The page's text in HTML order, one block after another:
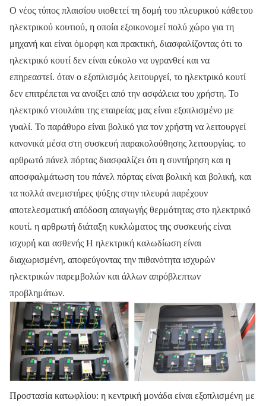
Ο νέος τύπος πλαισίου υιοθετεί τη δομή του πλευρικού κάθετου
ηλεκτρικού κουτιού, η οποία εξοικονομεί πολύ χώρο για τη
μηχανή και είναι όμορφη και πρακτική, διασφαλίζοντας ότι το
ηλεκτρικό κουτί δεν είναι εύκολο να υγρανθεί και να
επηρεαστεί. όταν ο εξοπλισμός λειτουργεί, το ηλεκτρικό κουτί
δεν επιτρέπεται να ανοίξει από την ασφάλεια του χρήστη. Το
ηλεκτρικό ντουλάπι της εταιρείας μας είναι εξοπλισμένο με
γυαλί. Το παράθυρο είναι βολικό για τον χρήστη να λειτουργεί
κανονικά μέσα στη συσκευή παρακολούθησης λειτουργίας. το
αρθρωτό πάνελ πόρτας διασφαλίζει ότι η συντήρηση και η
αποσφαλμάτωση του πάνελ πόρτας είναι βολική και βολική, και
τα πολλά ανεμιστήρες ψύξης στην πλευρά παρέχουν
αποτελεσματική απόδοση απαγωγής θερμότητας στο ηλεκτρικό
κουτί. η αρθρωτή διάταξη κυκλώματος της συσκευής είναι
ισχυρή και ασθενής Η ηλεκτρική καλωδίωση είναι
διαχωρισμένη, αποφεύγοντας την πιθανότητα ισχυρών
ηλεκτρικών παρεμβολών και άλλων απρόβλεπτων
προβλημάτων.
Προστασία κατωφλίου: η κεντρική μονάδα είναι εξοπλισμένη με